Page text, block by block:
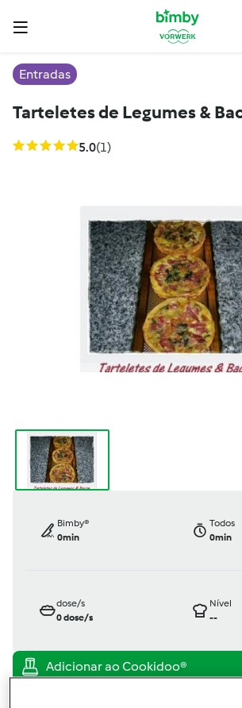
Entradas
Tarteletes de Legumes &
5.0(1)
Bimby®
0min
Todos
0min
dose/s
0dose/s
Nível
--